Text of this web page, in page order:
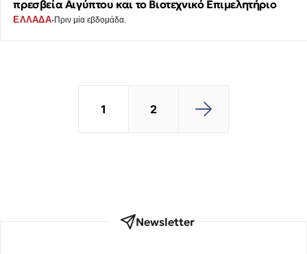
πρεσβεία Αιγύπτου και το Βιοτεχνικό Επιμελητήριο
ΕΛΛΑΔΑ·Πριν μία εβδομάδα.
1 2
Newsletter